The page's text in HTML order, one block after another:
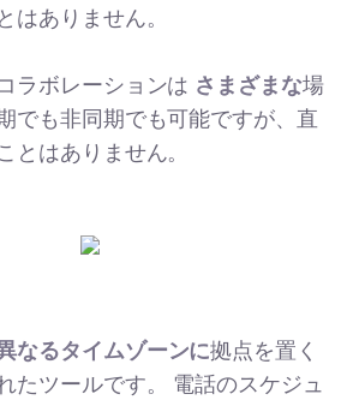
はありません。
ラボレーションは さまざまな場
でも非同期でも可能ですが、直
とはありません。
なるタイムゾーンに拠点を置く
たツールです。 電話のスケジュ